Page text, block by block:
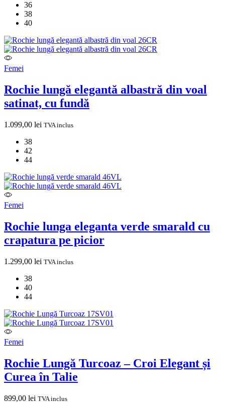
36
38
40
Femei
Rochie lungă elegantă albastră din voal
satinat, cu fundă
1.099,00 lei TVA inclus
38
42
44
Femei
Rochie lunga eleganta verde smarald cu
crapatura pe picior
1.299,00 lei TVA inclus
38
40
44
Femei
Rochie Lungă Turcoaz – Croi Elegant și
Curea în Talie
899,00 lei TVA inclus